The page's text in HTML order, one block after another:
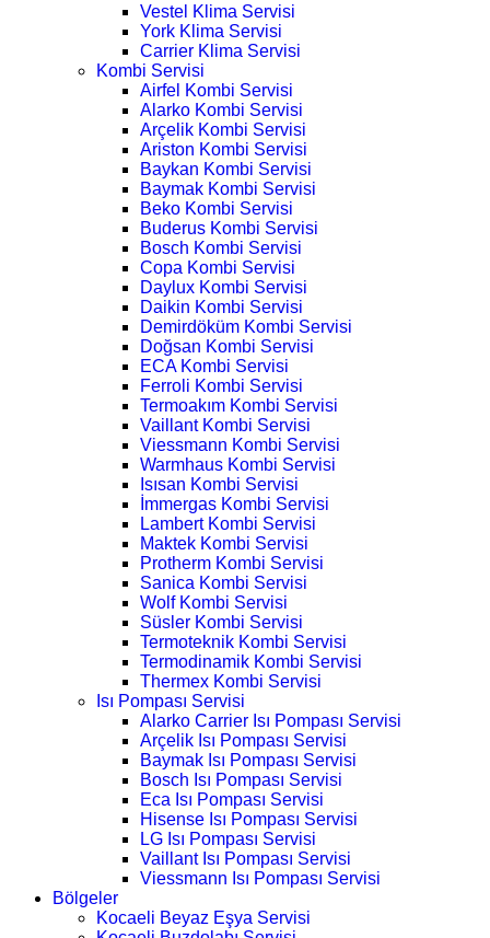
Vestel Klima Servisi
York Klima Servisi
Carrier Klima Servisi
Kombi Servisi
Airfel Kombi Servisi
Alarko Kombi Servisi
Arçelik Kombi Servisi
Ariston Kombi Servisi
Baykan Kombi Servisi
Baymak Kombi Servisi
Beko Kombi Servisi
Buderus Kombi Servisi
Bosch Kombi Servisi
Copa Kombi Servisi
Daylux Kombi Servisi
Daikin Kombi Servisi
Demirdöküm Kombi Servisi
Doğsan Kombi Servisi
ECA Kombi Servisi
Ferroli Kombi Servisi
Termoakım Kombi Servisi
Vaillant Kombi Servisi
Viessmann Kombi Servisi
Warmhaus Kombi Servisi
Isısan Kombi Servisi
İmmergas Kombi Servisi
Lambert Kombi Servisi
Maktek Kombi Servisi
Protherm Kombi Servisi
Sanica Kombi Servisi
Wolf Kombi Servisi
Süsler Kombi Servisi
Termoteknik Kombi Servisi
Termodinamik Kombi Servisi
Thermex Kombi Servisi
Isı Pompası Servisi
Alarko Carrier Isı Pompası Servisi
Arçelik Isı Pompası Servisi
Baymak Isı Pompası Servisi
Bosch Isı Pompası Servisi
Eca Isı Pompası Servisi
Hisense Isı Pompası Servisi
LG Isı Pompası Servisi
Vaillant Isı Pompası Servisi
Viessmann Isı Pompası Servisi
Bölgeler
Kocaeli Beyaz Eşya Servisi